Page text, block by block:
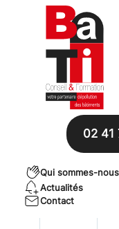
Skip to content
Qui sommes-
Actualités
Contact
02 41